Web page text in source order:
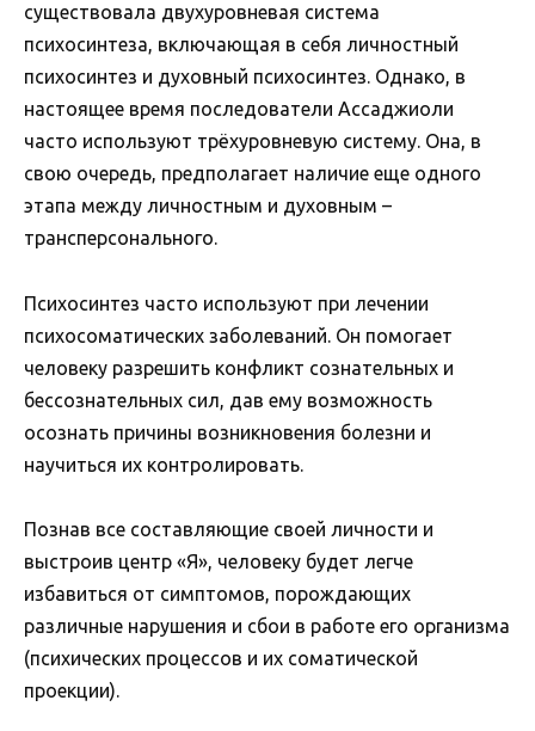
существовала двухуровневая система
психосинтеза, включающая в себя личностный
психосинтез и духовный психосинтез. Однако, в
настоящее время последователи Ассаджиоли
часто используют трёхуровневую систему. Она, в
свою очередь, предполагает наличие еще одного
этапа между личностным и духовным –
трансперсонального.
Психосинтез часто используют при лечении
психосоматических заболеваний. Он помогает
человеку разрешить конфликт сознательных и
бессознательных сил, дав ему возможность
осознать причины возникновения болезни и
научиться их контролировать.
Познав все составляющие своей личности и
выстроив центр «Я», человеку будет легче
избавиться от симптомов, порождающих
различные нарушения и сбои в работе его организма
(психических процессов и их соматической
проекции).